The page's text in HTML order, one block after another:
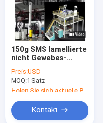
150g SMS lamellierte
nicht Gewebes-
Meltblown-
Maschinerie-hohe
Geschwindigkeit
Preis:USD
MOQ:1 Satz
Kontakt